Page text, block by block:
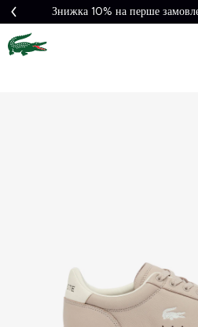
Знижка 10% на перше